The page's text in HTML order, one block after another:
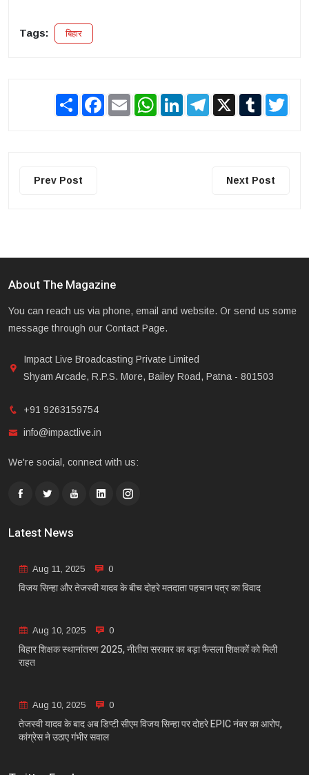
Tags: बिहार
Share Facebook
Email WhatsAppLinkedInTelegram
X Tumblr
Prev Post Next Post
About The Magazine
You can reach us via phone, email and website. Or send us some
message through our Contact Page.
Impact Live Broadcasting Private Limited
Shyam Arcade, R.P.S. More, Bailey Road, Patna - 801503
+91 9263159754
info@impactlive.in
We're social, connect with us:
Latest News
Aug 11, 2025 0
विजय सिन्हा और तेजस्वी यादव के बीच दोहरे मतदाता पहचान पत्र का विवाद
Aug 10, 2025 0
बिहार शिक्षक स्थानांतरण 2025, नीतीश सरकार का बड़ा फैसला शिक्षकों को मिली
राहत
Aug 10, 2025 0
तेजस्वी यादव के बाद अब डिप्टी सीएम विजय सिन्हा पर दोहरे EPIC नंबर का आरोप,
कांग्रेस ने उठाए गंभीर सवाल